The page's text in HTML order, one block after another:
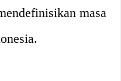
masa